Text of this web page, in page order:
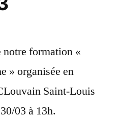
notre formation «
» organisée en
Saint-Louis
03 à 13h.